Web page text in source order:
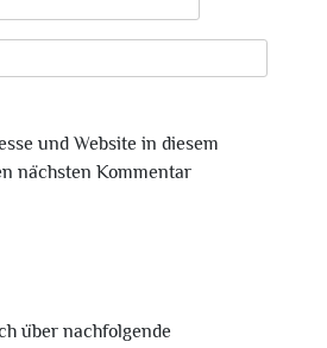
und Website in diesem
nächsten Kommentar
über nachfolgende